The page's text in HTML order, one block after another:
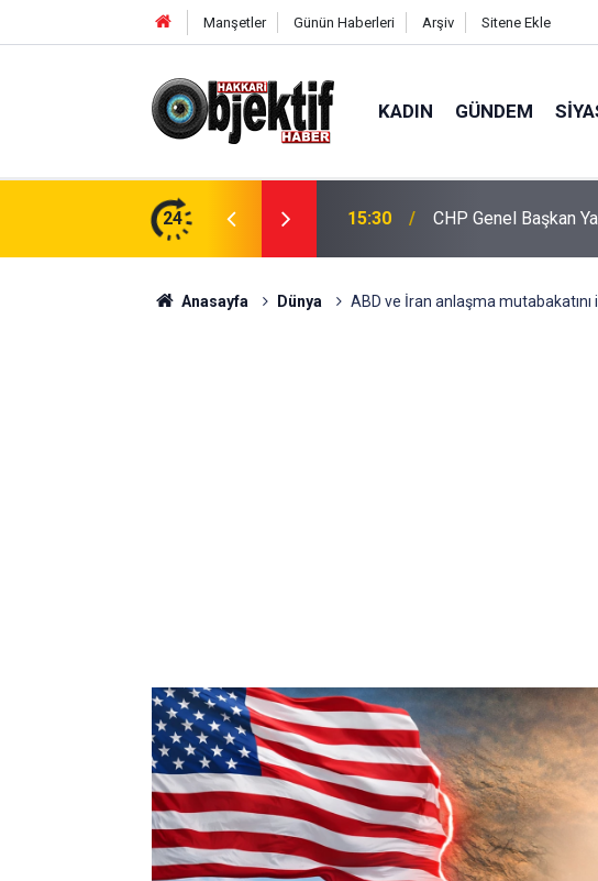
Manşetler Günün Haberleri Arşiv Sitene Ekle
KADIN GÜNDEM
24
ilçe ziyaretleri 15:30 CHP Genel Başkan
Anasayfa Dünya ABD ve İran anlaşma mutabakatını